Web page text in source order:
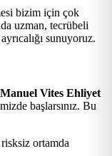
bizim için çok
uzman, tecrübeli
sunuyoruz.
Manuel Vites Ehliyet
başlarsınız. Bu
ortamda